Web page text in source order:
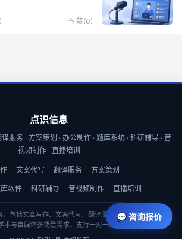
 赞(0)
点识信息
服务 · 方案策划 · 办公制作 · 题库系统 · 科研辅导 · 音
视频制作 · 直播培训
文案代写 翻译服务 方案策划
软件 科研辅导 音视频制作 直播培训
，包括文章写作、文案代写、翻译服务、商业计划书与方案
术与自媒体多场景需求，支持一对一定制与快速交付。
💬 咨询报价